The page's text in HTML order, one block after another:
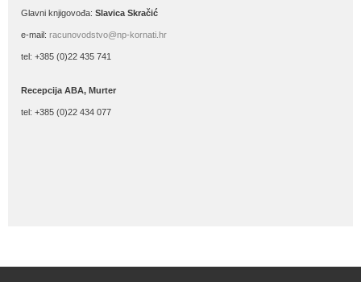
Glavni knjigovođa: Slavica Skračić
e-mail: racunovodstvo@np-kornati.hr
tel: +385 (0)22 435 741
Recepcija ABA, Murter
tel: +385 (0)22 434 077